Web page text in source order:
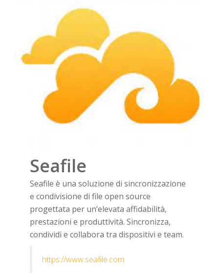
Seafile
Seafile è una soluzione di sincronizzazione
e condivisione di file open source
progettata per un’elevata affidabilità,
prestazioni e produttività. Sincronizza,
condividi e collabora tra dispositivi e team.
https://www.seafile.com